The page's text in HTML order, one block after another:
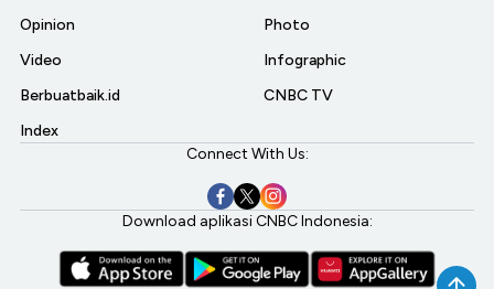
Opinion
Video
Berbuatbaik.id
Index
Photo
Infographic
CNBC TV
Connect With Us:
Download aplikasi CNBC Indonesia: